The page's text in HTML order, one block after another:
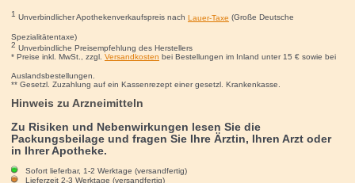
1 Unverbindlicher Apothekenverkaufspreis nach Lauer-Taxe (Große Deutsche
Spezialitätentaxe)
2 Unverbindliche Preisempfehlung des Herstellers
* Preise inkl. MwSt., zzgl. Versandkosten bei Bestellungen im Inland unter 15 €sowie bei
Auslandsbestellungen.
** Gesetzl. Zuzahlung auf ein Kassenrezept einer gesetzl. Krankenkasse.
Hinweis zu Arzneimitteln
Zu Risiken und Nebenwirkungen lesen Sie die
Packungsbeilage und fragen Sie Ihre Ärztin, Ihren Arzt oder
in Ihrer Apotheke.
Sofort lieferbar, 1-2 Werktage (versandfertig)
Lieferzeit 2-3 Werktage (versandfertig)